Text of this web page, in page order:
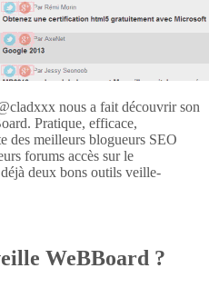
nous a fait découvrir son
Pratique, efficace,
des meilleurs blogueurs SEO
forums accès sur le
deux bons outils veille-
WeBBoard ?